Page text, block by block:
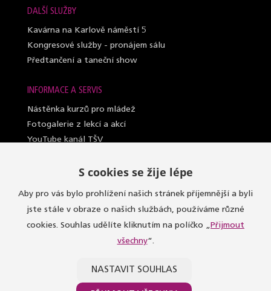
DALŠÍ SLUŽBY
Kavárna na Karlově náměstí 5
Kongresové služby - pronájem sálu
Předtančení a taneční show
INFORMACE A SERVIS
Nástěnka kurzů pro mládež
Fotogalerie z lekcí a akcí
YouTube kanál TŠV
Nahrazování lekcí (dospělí a lady)
Sály, kde učíme
Oblečení do kurzů
Taneční seznamka
Pokladna a kontakty
S cookies se žije lépe
Aby pro vás bylo prohlížení našich stránek příjemnější a byli
jste stále v obraze o našich službách, používáme různé
cookies. Souhlas udělíte kliknutím na políčko „Přijmout
všechny“.
NASTAVIT SOUHLAS